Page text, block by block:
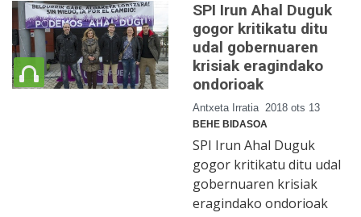
SPI Irun Ahal Duguk
gogor kritikatu ditu
udal gobernuaren
krisiak eragindako
ondorioak
Antxeta Irratia 2018 ots 13
BEHE BIDASOA
SPI Irun Ahal Duguk
gogor kritikatu ditu udal
gobernuaren krisiak
eragindako ondorioak